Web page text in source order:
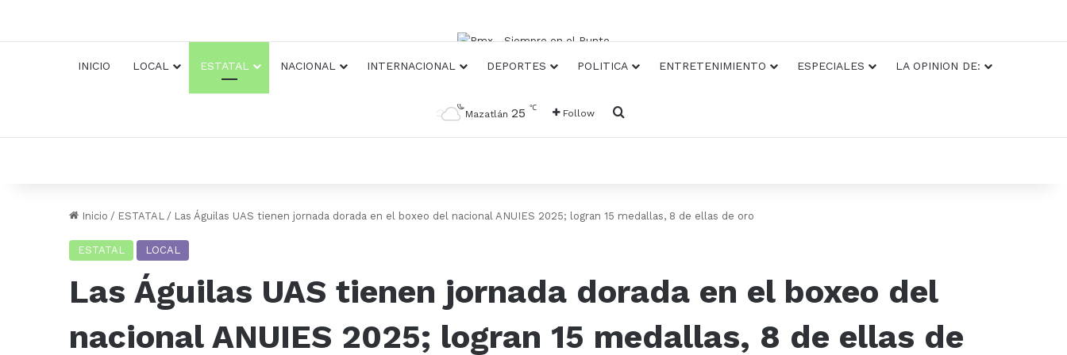
INICIO LOCAL ESTATAL NACIONAL INTERNACIONAL DEPORTES POLITICA ENTRETENIMIENTO ESPECIALES LA OPINION DE:
Mazatlán 25 ℃ Follow Busqueda
Inicio / ESTATAL / Las Águilas UAS tienen jornada dorada en el boxeo del nacional ANUIES 2025; logran 15 medallas, 8 de ellas de oro
ESTATAL LOCAL
Las Águilas UAS tienen jornada dorada en el boxeo del
nacional ANUIES 2025; logran 15 medallas, 8 de ellas de